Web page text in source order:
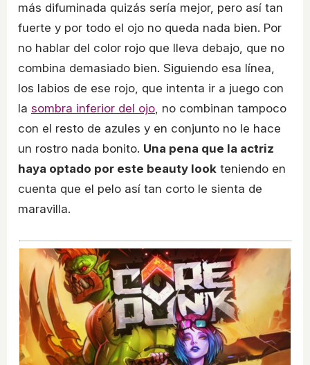
más difuminada quizás sería mejor, pero así tan
fuerte y por todo el ojo no queda nada bien. Por
no hablar del color rojo que lleva debajo, que no
combina demasiado bien. Siguiendo esa línea,
los labios de ese rojo, que intenta ir a juego con
la sombra inferior del ojo, no combinan tampoco
con el resto de azules y en conjunto no le hace
un rostro nada bonito. Una pena que la actriz
haya optado por este beauty look teniendo en
cuenta que el pelo así tan corto le sienta de
maravilla.